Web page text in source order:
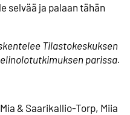
selvää ja palaan tähän
Tilastokeskuksen
parissa.
& Saarikallio-Torp, Miia